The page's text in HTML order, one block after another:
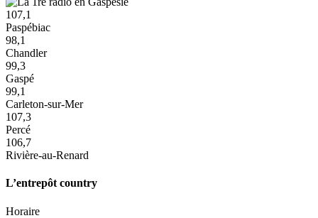
107,1
Paspébiac
98,1
Chandler
99,3
Gaspé
99,1
Carleton-sur-Mer
107,3
Percé
106,7
Rivière-au-Renard
L’entrepôt country
Horaire